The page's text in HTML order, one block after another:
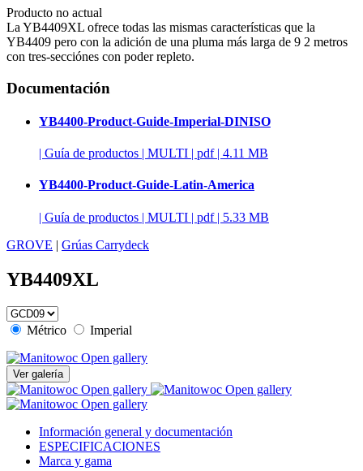
Producto no actual
La YB4409XL ofrece todas las mismas características que la
YB4409 pero con la adición de una pluma más larga de 9 2 metros
con tres-secciónes con poder repleto.
Documentación
YB4400-Product-Guide-Imperial-DINISO
| Guía de productos | MULTI | pdf | 4.11 MB
YB4400-Product-Guide-Latin-America
| Guía de productos | MULTI | pdf | 5.33 MB
GROVE | Grúas Carrydeck
YB4409XL
Métrico
Imperial
Open gallery
Ver galería
Open gallery
Open gallery
Open gallery
Información general y documentación
ESPECIFICACIONES
Marca y gama